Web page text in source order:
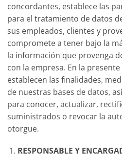
concordantes, establece las
para el tratamiento de datos
sus empleados, clientes y
compromete a tener bajo la
la información que provenga
con la empresa. En la
establecen las finalidades,
de nuestras bases de datos,
para conocer, actualizar,
suministrados o revocar la
otorgue.
RESPONSABLE Y